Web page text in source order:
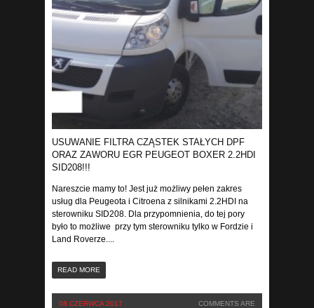
USUWANIE FILTRA CZĄSTEK STAŁYCH DPF
ORAZ ZAWORU EGR PEUGEOT BOXER 2.2HDI
SID208!!!
Nareszcie mamy to! Jest już możliwy pełen zakres
usług dla Peugeota i Citroena z silnikami 2.2HDI na
sterowniku SID208. Dla przypomnienia, do tej pory
było to możliwe przy tym sterowniku tylko w Fordzie i
Land Roverze....
READ MORE
08 CZERWCA 2017 COMMENTS ARE